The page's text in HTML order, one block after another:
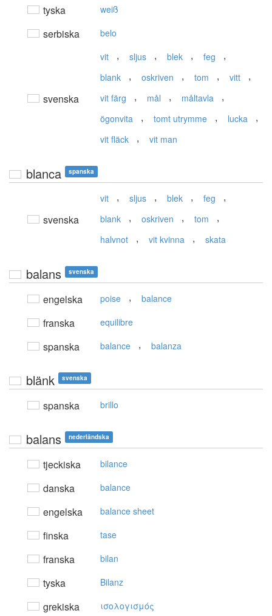
tyska weiß
serbiska belo
svenska
vit , sljus , blek , feg ,
blank , oskriven , tom , vitt ,
vit färg , mål , måltavla ,
ögonvita , tomt utrymme , lucka ,
vit fläck , vit man
blanca spanska
svenska
vit , sljus , blek , feg ,
blank , oskriven , tom ,
halvnot , vit kvinna , skata
balans svenska
engelska poise , balance
franska equilibre
spanska balance , balanza
blänk svenska
spanska brillo
balans nederländska
tjeckiska bilance
danska balance
engelska balance sheet
finska tase
franska bilan
tyska Bilanz
grekiska ισoλoγισμός